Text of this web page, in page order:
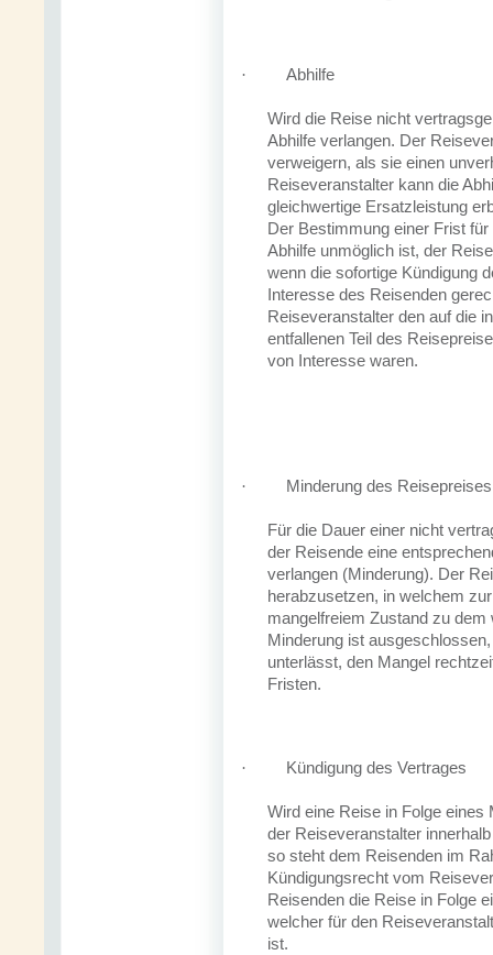
· Abhilfe
Wird die Reise nicht
Abhilfe verlangen. Der
verweigern, als sie einen
Reiseveranstalter kann die
gleichwertige Ersatzleistung
Der Bestimmung einer Frist
Abhilfe unmöglich ist, der
wenn die sofortige Kündigung
Interesse des Reisenden
Reiseveranstalter den auf die
entfallenen Teil des
von Interesse waren.
· Minderung des Reisepreises
Für die Dauer einer nicht
der Reisende eine
verlangen (Minderung). Der
herabzusetzen, in welchem
mangelfreiem Zustand zu
Minderung ist
unterlässt, den Mangel
Fristen.
· Kündigung des Vertrages
Wird eine Reise in Folge eines
der Reiseveranstalter
so steht dem Reisenden im
Kündigungsrecht vom
Reisenden die Reise in Folge
welcher für den
ist.